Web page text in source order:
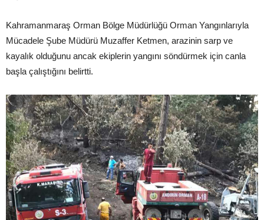
Kahramanmaraş Orman Bölge Müdürlüğü Orman Yangınlarıyla
Mücadele Şube Müdürü Muzaffer Ketmen, arazinin sarp ve
kayalık olduğunu ancak ekiplerin yangını söndürmek için canla
başla çalıştığını belirtti.